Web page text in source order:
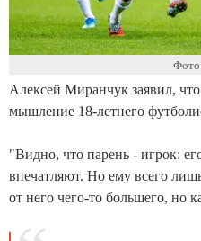
Алексей Миранчук заявил,
мышление 18-летнего
"Видно, что парень - игрок:
впечатляют. Но ему всего
от него чего-то большего, но